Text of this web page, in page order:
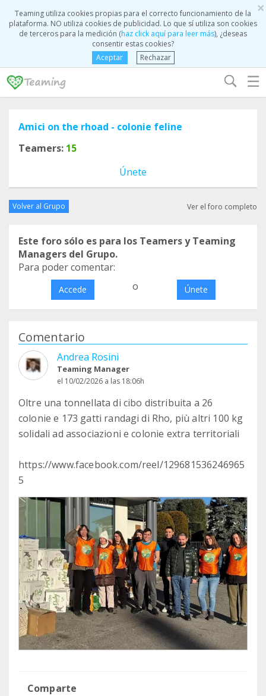
×
Teaming utiliza cookies propias para el correcto funcionamiento de la
plataforma. NO utiliza cookies de publicidad. Lo que sí utiliza son cookies
de terceros para la medición (haz click aquí para leer más), ¿deseas
consentir estas cookies?
Aceptar
Rechazar
☰
Amici on the rhoad - colonie feline
Teamers: 15
Únete
Volver al Grupo Ver el foro completo
Este foro sólo es para los Teamers y Teaming
Managers del Grupo.
Para poder comentar:
Accede o Únete
Comentario
Andrea Rosini
Teaming Manager
el 10/02/2026 a las 18:06h
Oltre una tonnellata di cibo distribuita a 26
colonie e 173 gatti randagi di Rho, più altri 100 kg
solidali ad associazioni e colonie extra territoriali
https://www.facebook.com/reel/129681536246965
5
Comparte